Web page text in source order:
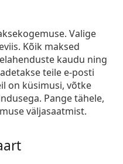
Lapsed
Lapsed
Valige
Kõik maksed
kaudu ning
teile e-posti
on küsimusi, võtke
Pange tähele,
väljasaatmist.